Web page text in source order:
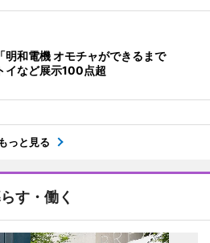
明和電機 オモチャができるまで
など展示100点超
もっと見る
す・働く